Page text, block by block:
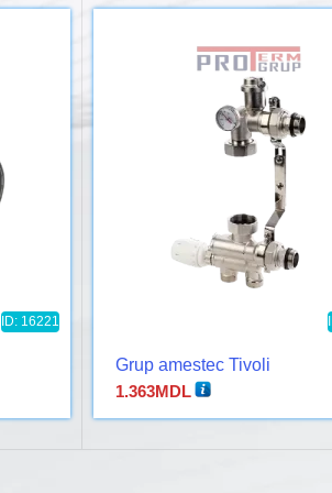
ID: 16221
Grup amestec Tivoli
1.363MDL